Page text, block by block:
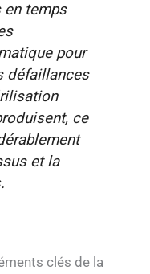
en temps
pour
défaillances
ce
et la
clés de la